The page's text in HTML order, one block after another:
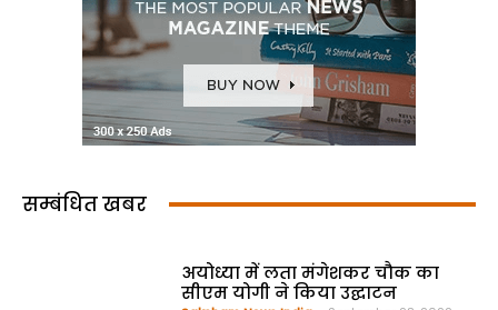
सम्बंधित खबर
अयोध्या में लता मंगेशकर चौक का
सीएम योगी ने किया उद्घाटन